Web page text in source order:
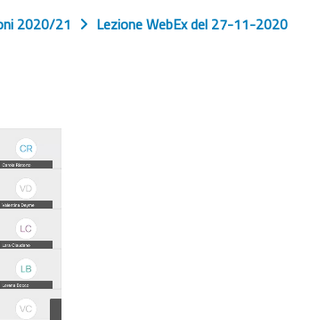
2020/21 Lezione WebEx del 27-11-2020